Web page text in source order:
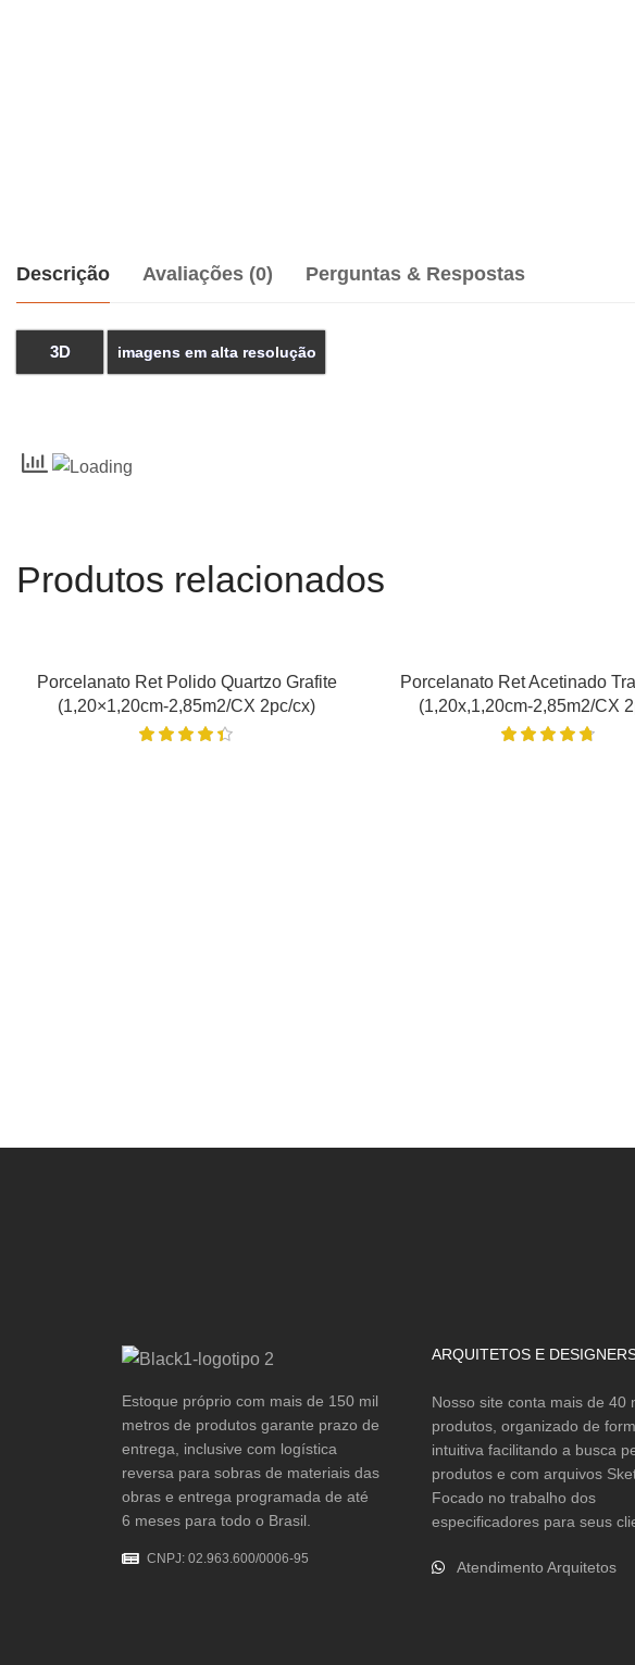
Descrição Avaliações (0) Perguntas & Respostas
3D imagens em alta resolução
Produtos relacionados
Porcelanato Ret Polido Quartzo Grafite
(1,20×1,20cm-2,85m2/CX 2pc/cx)
Porcelanato Ret Acetinado
(1,20x,1,20cm-2,85m2/CX
Estoque próprio com mais de 150 mil
metros de produtos garante prazo de
entrega, inclusive com logística
reversa para sobras de materiais das
obras e entrega programada de até
6 meses para todo o Brasil.
CNPJ: 02.963.600/0006-95
ARQUITETOS E
Nosso site conta mais de 40
produtos, organizado de
intuitiva facilitando a busca
produtos e com arquivos
Focado no trabalho dos
especificadores para seus
Atendimento Arquitetos